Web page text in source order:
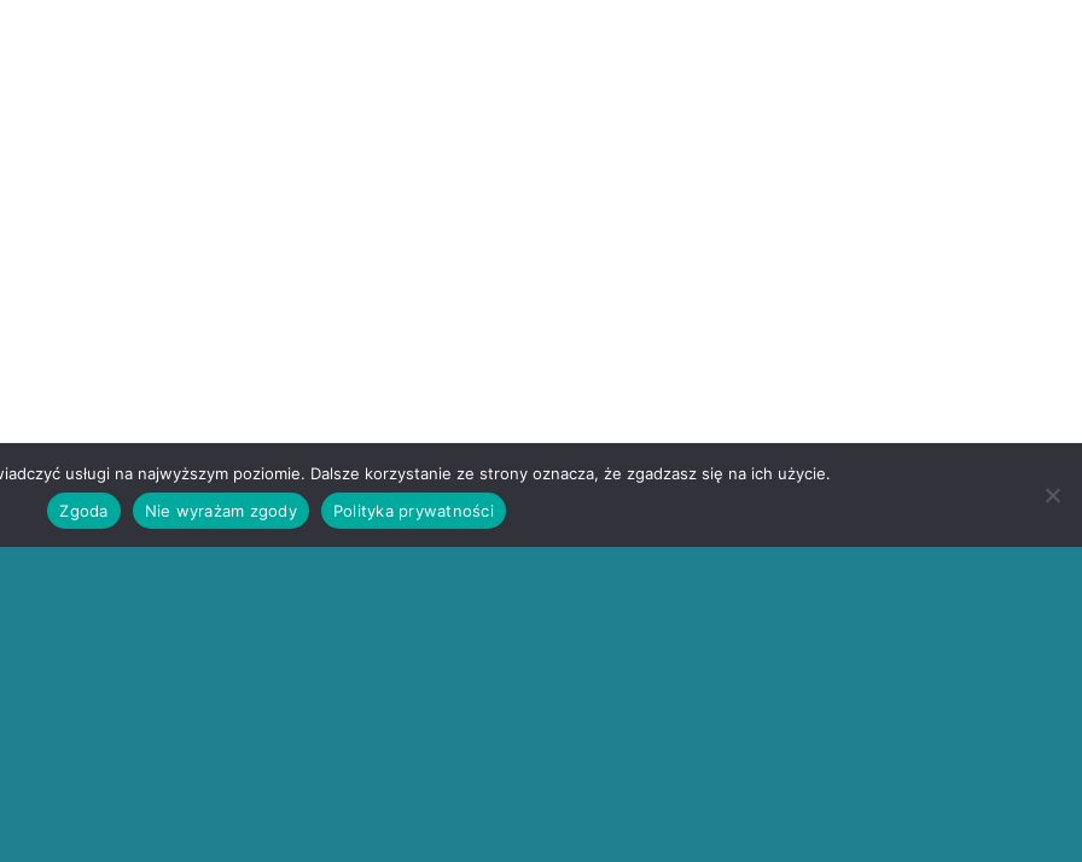
usługi na najwyższym poziomie. Dalsze korzystanie ze strony oznacza, że zgadzasz się na ich użycie.
Zgoda
Nie wyrażam zgody Polityka prywatności